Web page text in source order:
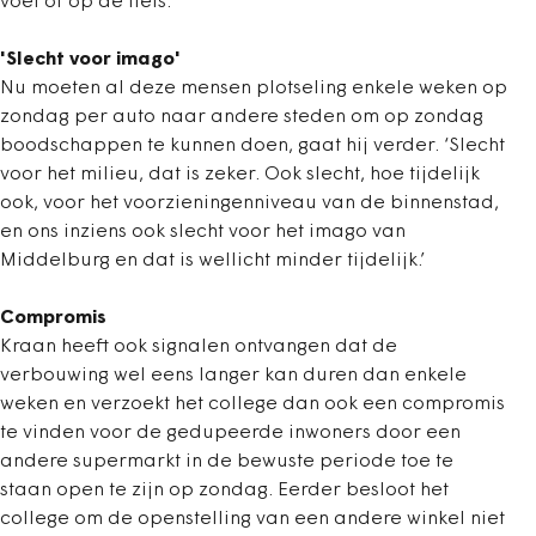
'Slecht voor imago'
Nu moeten al deze mensen plotseling enkele weken op
zondag per auto naar andere steden om op zondag
boodschappen te kunnen doen, gaat hij verder. ‘Slecht
voor het milieu, dat is zeker. Ook slecht, hoe tijdelijk
ook, voor het voorzieningenniveau van de binnenstad,
en ons inziens ook slecht voor het imago van
Middelburg en dat is wellicht minder tijdelijk.’
Compromis
Kraan heeft ook signalen ontvangen dat de
verbouwing wel eens langer kan duren dan enkele
weken en verzoekt het college dan ook een compromis
te vinden voor de gedupeerde inwoners door een
andere supermarkt in de bewuste periode toe te
staan open te zijn op zondag. Eerder besloot het
college om de openstelling van een andere winkel niet